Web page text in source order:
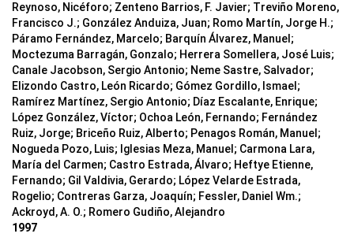
Reynoso, Nicéforo; Zenteno Barrios, F. Javier; Treviño Moreno,
Francisco J.; González Anduiza, Juan; Romo Martín, Jorge H.;
Páramo Fernández, Marcelo; Barquín Álvarez, Manuel;
Moctezuma Barragán, Gonzalo; Herrera Somellera, José Luis;
Canale Jacobson, Sergio Antonio; Neme Sastre, Salvador;
Elizondo Castro, León Ricardo; Gómez Gordillo, Ismael;
Ramírez Martínez, Sergio Antonio; Díaz Escalante, Enrique;
López González, Víctor; Ochoa León, Fernando; Fernández
Ruiz, Jorge; Briceño Ruiz, Alberto; Penagos Román, Manuel;
Nogueda Pozo, Luis; Iglesias Meza, Manuel; Carmona Lara,
María del Carmen; Castro Estrada, Álvaro; Heftye Etienne,
Fernando; Gil Valdivia, Gerardo; López Velarde Estrada,
Rogelio; Contreras Garza, Joaquín; Fessler, Daniel Wm.;
Ackroyd, A. O.; Romero Gudiño, Alejandro
1997